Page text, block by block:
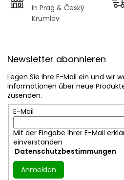
In Prag & Český
Krumlov
Newsletter abonnieren
Legen Sie Ihre E-Mail ein und wir
Informationen über neue
zusenden.
E-Mail
Mit der Eingabe Ihrer E-Mail
einverstanden
Datenschutzbestimmungen
Anmelden